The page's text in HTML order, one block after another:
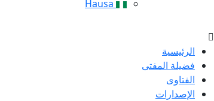
الرئيسية
فضيلة المفتى
الفتاوى
الإصدارات